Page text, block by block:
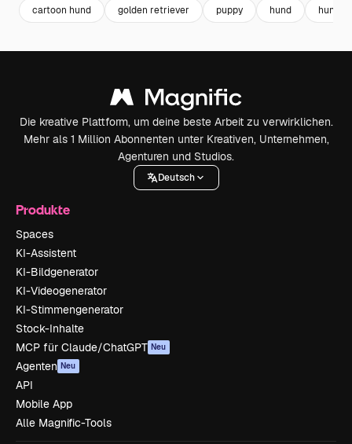
cartoon hund golden retriever puppy hund hund
Die kreative Plattform, um deine beste Arbeit zu verwirklichen.
Mehr als 1 Million Abonnenten unter Kreativen, Unternehmen,
Agenturen und Studios.
Deutsch
Produkte
Spaces
KI-Assistent
KI-Bildgenerator
KI-Videogenerator
KI-Stimmengenerator
Stock-Inhalte
MCP für Claude/ChatGPT Neu
Agenten Neu
API
Mobile App
Alle Magnific-Tools